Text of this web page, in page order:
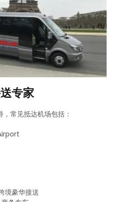
专家
常见抵达机场包括：
境豪华接送